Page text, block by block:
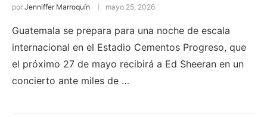
por Jenniffer Marroquín mayo 25, 2026
Guatemala se prepara para una noche de escala
internacional en el Estadio Cementos Progreso, que
el próximo 27 de mayo recibirá a Ed Sheeran en un
concierto ante miles de …